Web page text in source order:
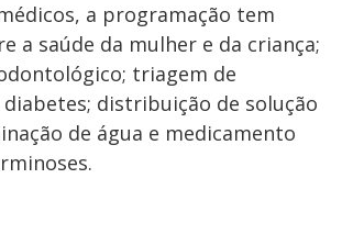
a programação tem
a saúde da mulher e da criança;
triagem de
distribuição de solução
de água e medicamento